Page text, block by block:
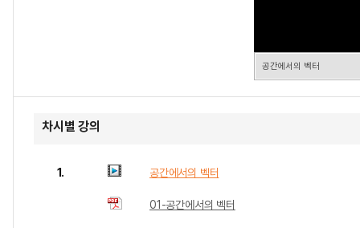
공간에서의 벡터
차시별 강의
1. 공간에서의 벡터
01-공간에서의 벡터